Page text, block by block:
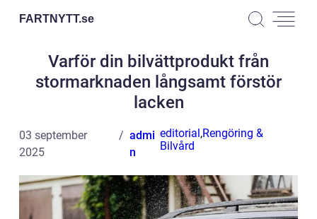
FARTNYTT.se
Varför din bilvättprodukt från
stormarknaden långsamt förstör
lacken
03 september
2025
admi
n
editorial,Rengöring &
Bilvård